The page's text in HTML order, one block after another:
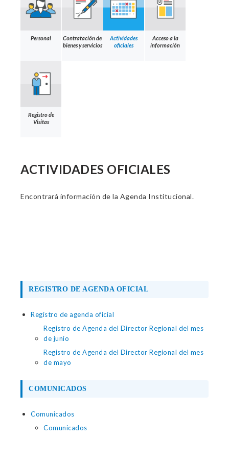
Personal
Contratación de
bienes y servicios
Actividades
oficiales
Acceso a la
información
Registro de
Visitas
ACTIVIDADES OFICIALES
Encontrará información de la Agenda Institucional.
REGISTRO DE AGENDA OFICIAL
Registro de agenda oficial
Registro de Agenda del Director Regional del mes
de junio
Registro de Agenda del Director Regional del mes
de mayo
COMUNICADOS
Comunicados
Comunicados